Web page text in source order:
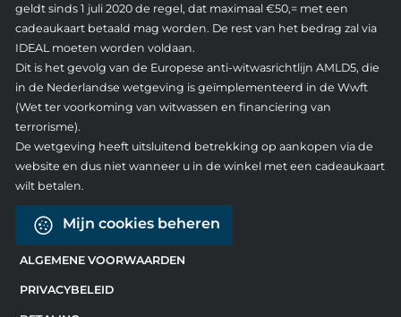
geldt sinds 1 juli 2020 de regel, dat maximaal €50,= met een
cadeaukaart betaald mag worden. De rest van het bedrag zal via
IDEAL moeten worden voldaan.
Dit is het gevolg van de Europese anti-witwasrichtlijn AMLD5, die
in de Nederlandse wetgeving is geïmplementeerd in de Wwft
(Wet ter voorkoming van witwassen en financiering van
terrorisme).
De wetgeving heeft uitsluitend betrekking op aankopen via de
website en dus niet wanneer u in de winkel met een cadeaukaart
wilt betalen.
Mijn cookies beheren
ALGEMENE VOORWAARDEN
PRIVACYBELEID